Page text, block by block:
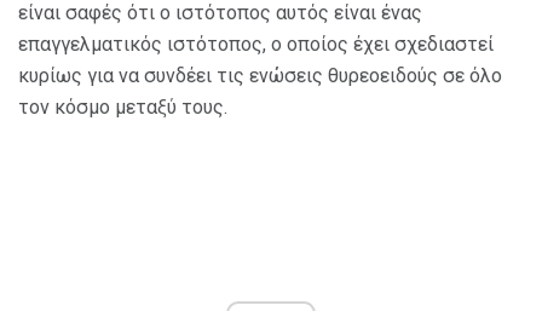
είναι σαφές ότι ο ιστότοπος αυτός είναι ένας
επαγγελματικός ιστότοπος, ο οποίος έχει σχεδιαστεί
κυρίως για να συνδέει τις ενώσεις θυρεοειδούς σε όλο
τον κόσμο μεταξύ τους.